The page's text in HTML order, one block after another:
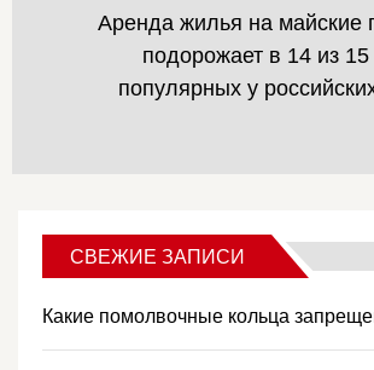
Аренда жилья на майские
подорожает в 14 из
популярных у
СВЕЖИЕ ЗАПИСИ
Какие помолвочные кольца